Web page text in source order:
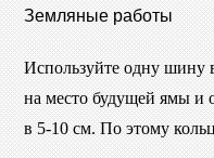
Земляные работы
Используйте одну шину
на место будущей ямы и
в 5-10 см. По этому